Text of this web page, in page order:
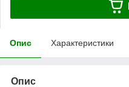
Опис Характеристики
Опис